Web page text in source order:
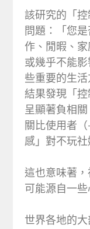
該研究的「
問題：「您
作、閒暇、
或幾乎不能
些重要的生
結果發現「
呈顯著負相
關比使用者
感」對不玩
這也意味著
可能源自一
世界各地的